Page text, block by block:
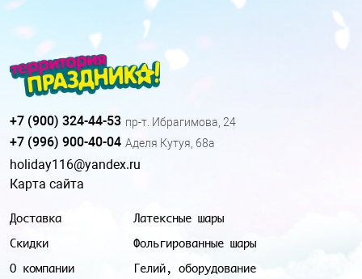
Доставка
Скидки
О компании
Латексные шары
Фольгированные шары
Гелий, оборудование
+7 (900) 324-44-53 пр-т. Ибрагимова, 24
+7 (996) 900-40-04 Аделя Кутуя, 68а
holiday116@yandex.ru
Карта сайта